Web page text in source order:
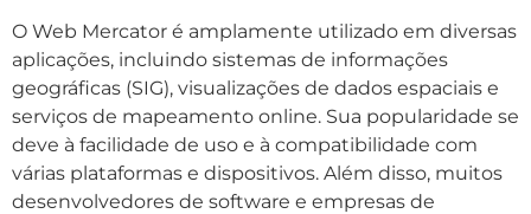
O Web Mercator é amplamente utilizado em diversas
aplicações, incluindo sistemas de informações
geográficas (SIG), visualizações de dados espaciais e
serviços de mapeamento online. Sua popularidade se
deve à facilidade de uso e à compatibilidade com
várias plataformas e dispositivos. Além disso, muitos
desenvolvedores de software e empresas de